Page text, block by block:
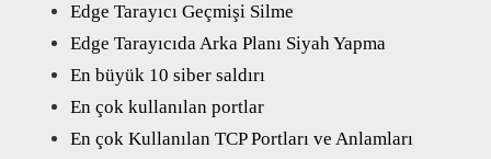
Edge Tarayıcı Geçmişi Silme
Edge Tarayıcıda Arka Planı Siyah Yapma
En büyük 10 siber saldırı
En çok kullanılan portlar
En çok Kullanılan TCP Portları ve Anlamları